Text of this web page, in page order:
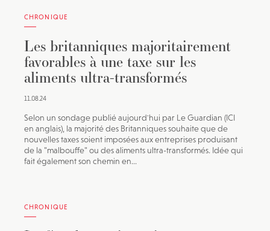
CHRONIQUE
Les britanniques majoritairement
favorables à une taxe sur les
aliments ultra-transformés
11.08.24
Selon un sondage publié aujourd'hui par Le Guardian (ICI
en anglais), la majorité des Britanniques souhaite que de
nouvelles taxes soient imposées aux entreprises produisant
de la "malbouffe" ou des aliments ultra-transformés. Idée qui
fait également son chemin en...
CHRONIQUE